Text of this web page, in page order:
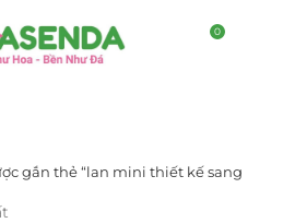
0
gắn thẻ “lan mini thiết kế sang